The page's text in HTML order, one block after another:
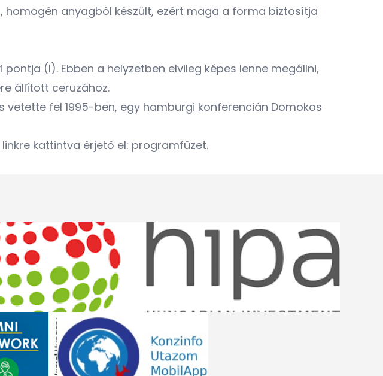
homogén anyagból készült, ezért maga a forma biztosítja
(I). Ebben a helyzetben elvileg képes lenne megállni,
állított ceruzához.
vetette fel 1995-ben, egy hamburgi konferencián Domokos
kattintva érjető el: programfüzet.